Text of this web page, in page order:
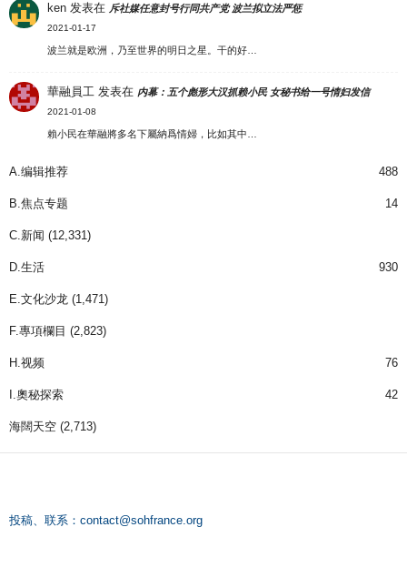
ken 发表在 斥社媒任意封号行同共产党 波兰拟立法严惩
2021-01-17
波兰就是欧洲，乃至世界的明日之星。干的好…
華融員工 发表在 内幕：五个彪形大汉抓赖小民 女秘书给一号情妇发信
2021-01-08
賴小民在華融將多名下屬納爲情婦，比如其中…
A.编辑推荐 488
B.焦点专题 14
C.新闻 (12,331)
D.生活 930
E.文化沙龙 (1,471)
F.專項欄目 (2,823)
H.视频 76
I.奧秘探索 42
海闊天空 (2,713)
投稿、联系： contact@sohfrance.org